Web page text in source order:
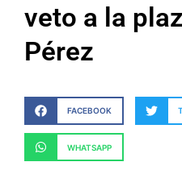
veto a la
Pérez
FACEBOOK
WHATSAPP